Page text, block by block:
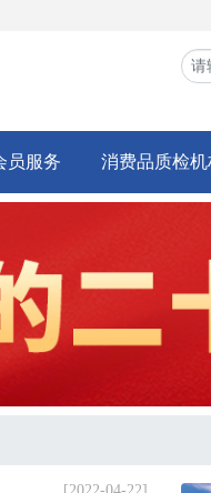
员服务 消费品质检机